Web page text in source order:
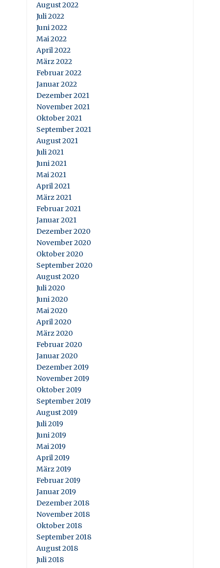
August 2022
Juli 2022
Juni 2022
Mai 2022
April 2022
März 2022
Februar 2022
Januar 2022
Dezember 2021
November 2021
Oktober 2021
September 2021
August 2021
Juli 2021
Juni 2021
Mai 2021
April 2021
März 2021
Februar 2021
Januar 2021
Dezember 2020
November 2020
Oktober 2020
September 2020
August 2020
Juli 2020
Juni 2020
Mai 2020
April 2020
März 2020
Februar 2020
Januar 2020
Dezember 2019
November 2019
Oktober 2019
September 2019
August 2019
Juli 2019
Juni 2019
Mai 2019
April 2019
März 2019
Februar 2019
Januar 2019
Dezember 2018
November 2018
Oktober 2018
September 2018
August 2018
Juli 2018